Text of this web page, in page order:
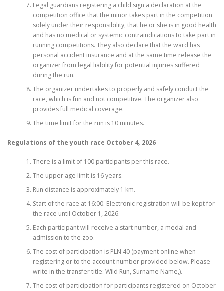
Legal guardians registering a child sign a declaration at the
competition office that the minor takes part in the competition
solely under their responsibility, that he or she is in good health
and has no medical or systemic contraindications to take part in
running competitions. They also declare that the ward has
personal accident insurance and at the same time release the
organizer from legal liability for potential injuries suffered
during the run.
The organizer undertakes to properly and safely conduct the
race, which is fun and not competitive. The organizer also
provides full medical coverage.
The time limit for the run is 10 minutes.
Regulations of the youth race October 4, 2026
There is a limit of 100 participants per this race.
The upper age limit is 16 years.
Run distance is approximately 1 km.
Start of the race at 16:00. Electronic registration will be kept for
the race until October 1, 2026.
Each participant will receive a start number, a medal and
admission to the zoo.
The cost of participation is PLN 40 (payment online when
registering or to the account number provided below. Please
write in the transfer title: Wild Run, Surname Name,).
The cost of participation for participants registered on October